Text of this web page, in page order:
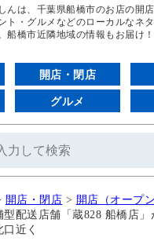
んは、千葉県船橋市のお店の開
ト・グルメなどのローカルなネ
船橋市近隣地域の情報もお届け！
開店・閉店
グルメ
開店・閉店 > 開店（オープン
配送店舗「蔵828 船橋店」
近く